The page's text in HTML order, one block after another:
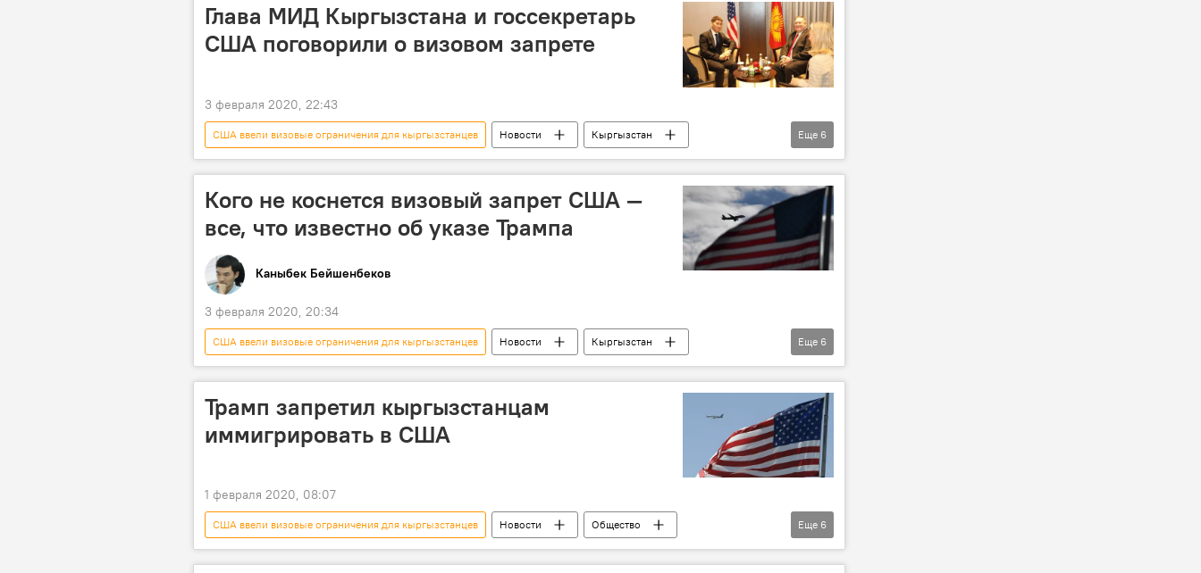
Глава МИД Кыргызстана и госсекретарь
США поговорили о визовом запрете
3 февраля 2020, 22:43
США ввели визовые ограничения для кыргызстанцев Новости
Кыргызстан
Политика
миграция США Чынгыз Айдарбеков
Майк Помпео
Еще 6
Кого не коснется визовый запрет США —
все, что известно об указе Трампа
Каныбек Бейшенбеков
3 февраля 2020, 20:34
США ввели визовые ограничения для кыргызстанцев Новости
Кыргызстан
миграция
В мире Политика США
Дональд Трамп
Еще 6
Трамп запретил кыргызстанцам
иммигрировать в США
1 февраля 2020, 08:07
США ввели визовые ограничения для кыргызстанцев Новости
Общество
Кыргызстан
миграция В мире США Дональд Трамп
паспорт
Еще 6